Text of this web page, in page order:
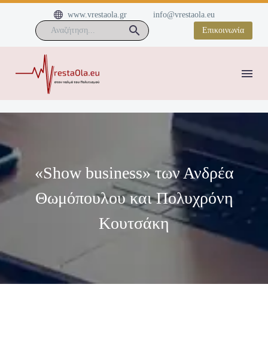

 www.vrestaola.gr
info@vrestaola.eu
Επικοινωνία
«Show business» των Ανδρέα
Θωμόπουλου και Πολυχρόνη
Κουτσάκη